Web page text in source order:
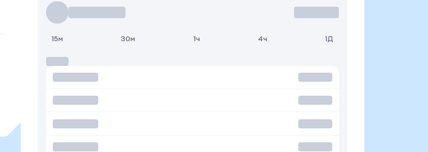
15м 30м 1ч 4ч 1Д